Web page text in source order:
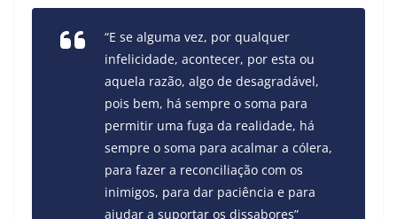
“E se alguma vez, por qualquer
infelicidade, acontecer, por esta ou
aquela razão, algo de desagradável,
pois bem, há sempre o soma para
permitir uma fuga da realidade, há
sempre o soma para acalmar a cólera,
para fazer a reconciliação com os
inimigos, para dar paciência e para
ajudar a suportar os dissabores”